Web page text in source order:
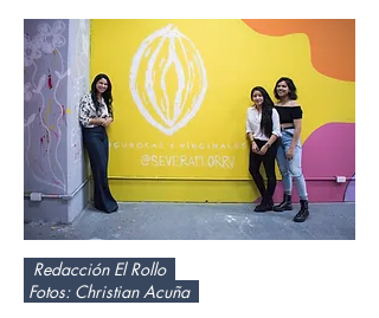
Redacción El Rollo
Fotos: Christian Acuña